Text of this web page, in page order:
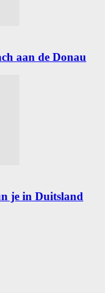
aan de Donau
je in Duitsland